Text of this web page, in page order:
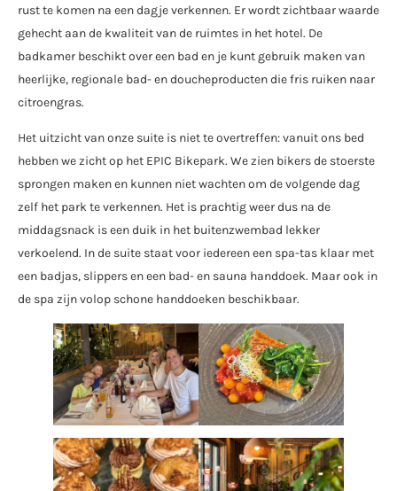
rust te komen na een dagje verkennen. Er wordt zichtbaar waarde
gehecht aan de kwaliteit van de ruimtes in het hotel. De
badkamer beschikt over een bad en je kunt gebruik maken van
heerlijke, regionale bad- en doucheproducten die fris ruiken naar
citroengras.
Het uitzicht van onze suite is niet te overtreffen: vanuit ons bed
hebben we zicht op het EPIC Bikepark. We zien bikers de stoerste
sprongen maken en kunnen niet wachten om de volgende dag
zelf het park te verkennen. Het is prachtig weer dus na de
middagsnack is een duik in het buitenzwembad lekker
verkoelend. In de suite staat voor iedereen een spa-tas klaar met
een badjas, slippers en een bad- en sauna handdoek. Maar ook in
de spa zijn volop schone handdoeken beschikbaar.